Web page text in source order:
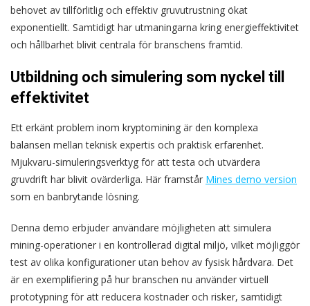
behovet av tillförlitlig och effektiv gruvutrustning ökat
exponentiellt. Samtidigt har utmaningarna kring energieffektivitet
och hållbarhet blivit centrala för branschens framtid.
Utbildning och simulering som nyckel till
effektivitet
Ett erkänt problem inom kryptomining är den komplexa
balansen mellan teknisk expertis och praktisk erfarenhet.
Mjukvaru-simuleringsverktyg för att testa och utvärdera
gruvdrift har blivit ovärderliga. Här framstår Mines demo version
som en banbrytande lösning.
Denna demo erbjuder användare möjligheten att simulera
mining-operationer i en kontrollerad digital miljö, vilket möjliggör
test av olika konfigurationer utan behov av fysisk hårdvara. Det
är en exemplifiering på hur branschen nu använder virtuell
prototypning för att reducera kostnader och risker, samtidigt